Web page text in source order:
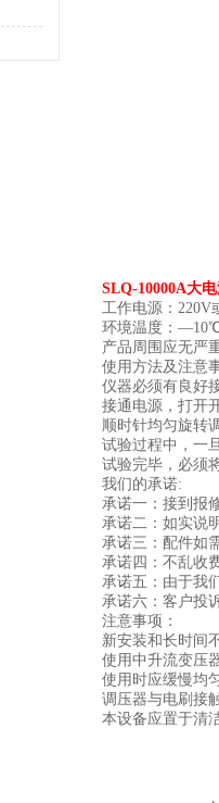
SLQ-10000A大
工作电源：
环境温度：
产品周围应无严
使用方法及注意
仪器必须有良好
接通电源，打开
顺时针均匀旋转
试验过程中，一
试验完毕，必须
我们的承诺:
承诺一：接到报
承诺二：如实说
承诺三：配件如
承诺四：不乱收
承诺五：由于我
承诺六：客户投
注意事项：
新安装和长时间
使用中升流变压
使用时应缓慢均
调压器与电刷接
本设备应置于清